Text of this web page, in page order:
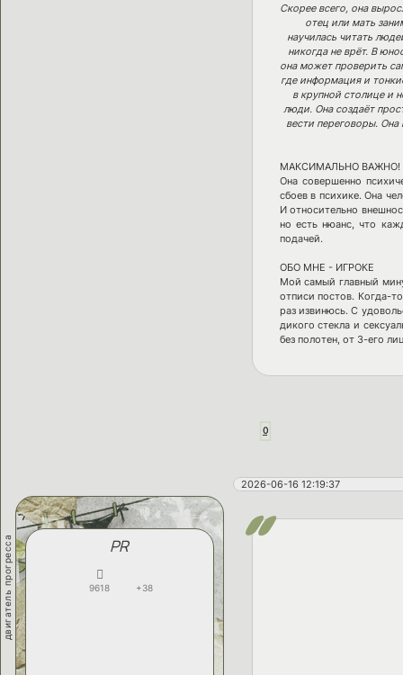
Скорее всего, она
отец или мать
научилась читать
никогда не врёт. В
она может проверить
где информация и
в крупной столице и
люди. Она создаёт
вести переговоры. Она
МАКСИМАЛЬНО ВАЖНО!
Она совершенно
сбоев в психике. Она
И относительно
но есть нюанс, что
подачей.
ОБО МНЕ - ИГРОКЕ
Мой самый главный
отписи постов. Когда-
раз извинюсь. С
дикого стекла и
без полотен, от 3-его
0
2026-06-16 12:19:37
двигатель прогресса PR
9618 +38